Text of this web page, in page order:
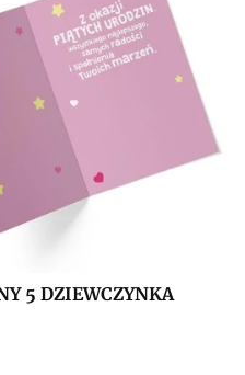
5 DZIEWCZYNKA